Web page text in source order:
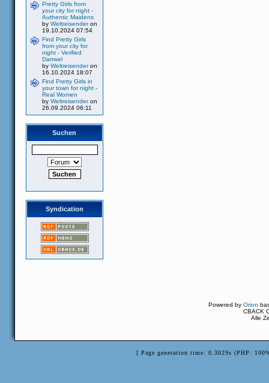
Pretty Girls from
your city for night -
Authentic Maidens
by Weltreisenderon
19.10.2024 07:54
Find Pretty Girls
from your city for
night - Verified
Damsel
by Weltreisenderon
16.10.2024 18:07
Find Pretty Girls in
your town for night -
Real Women
by Weltreisenderon
26.09.2024 06:11
Suchen
Syndication
Powered byOrion
CBACK
Alle
[ Page generation time: 0.3029s (PHP: